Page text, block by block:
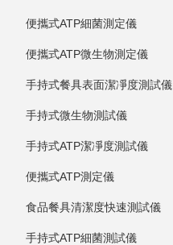
便攜式ATP細菌測定儀
便攜式ATP微生物測定儀
手持式餐具表面潔凈度測試儀
手持式微生物測試儀
手持式ATP潔凈度測試儀
便攜式ATP測定儀
食品餐具清潔度快速測試儀
手持式ATP細菌測試儀